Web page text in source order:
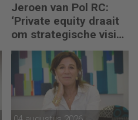
Jeroen van Pol RC:
‘Private equity draait
om strategische visie
én operational
excellence’